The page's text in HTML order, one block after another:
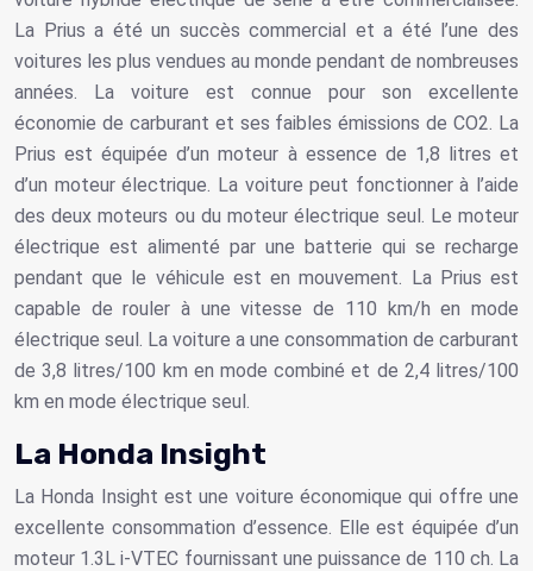
La Prius a été un succès commercial et a été l’une des
voitures les plus vendues au monde pendant de nombreuses
années. La voiture est connue pour son excellente
économie de carburant et ses faibles émissions de CO2. La
Prius est équipée d’un moteur à essence de 1,8 litres et
d’un moteur électrique. La voiture peut fonctionner à l’aide
des deux moteurs ou du moteur électrique seul. Le moteur
électrique est alimenté par une batterie qui se recharge
pendant que le véhicule est en mouvement. La Prius est
capable de rouler à une vitesse de 110 km/h en mode
électrique seul. La voiture a une consommation de carburant
de 3,8 litres/100 km en mode combiné et de 2,4 litres/100
km en mode électrique seul.
La Honda Insight
La Honda Insight est une voiture économique qui offre une
excellente consommation d’essence. Elle est équipée d’un
moteur 1.3L i-VTEC fournissant une puissance de 110 ch. La